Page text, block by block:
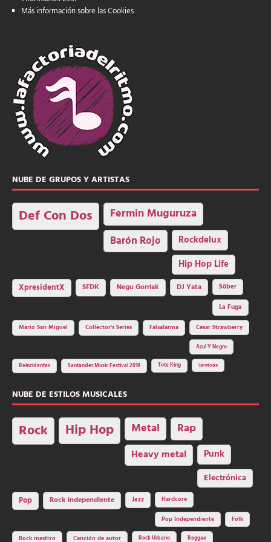
Más información sobre las Cookies
NUBE DE GRUPOS Y ARTISTAS
Def Con Dos Fermin Muguruza
Barón Rojo Rockdelux
Hip Hop Life
XpresidentX SFDK Negu Gorriak DJ Yata
Sôber
La Fuga
Mario San Miguel
Collector's Series Falsalarma César Strawberry
Azul Y Negro
Reincidentes Santander Music Festival 2019 Tote King Saratoga
NUBE DE ESTILOS MUSICALES
Rock Hip Hop Metal Rap
Heavy metal Punk
Electrónica
Pop Rock independiente Jazz Hardcore
Pop Independiente Folk
Rock mestizo Canción de autor Rock Urbano Reggae